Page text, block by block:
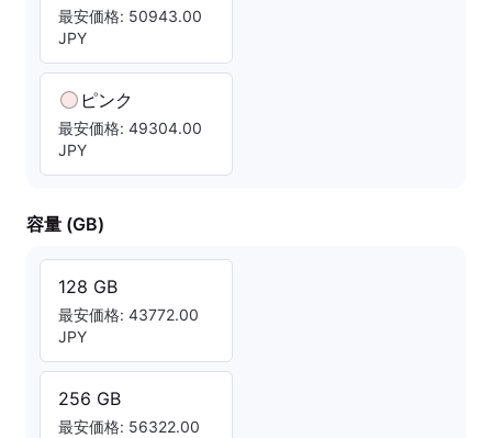
最安価格: 50943.00
JPY
ピンク
最安価格: 49304.00
JPY
容量 (GB)
128 GB
最安価格: 43772.00
JPY
256 GB
最安価格: 56322.00